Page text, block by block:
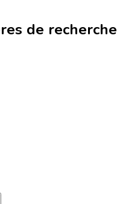
de recherche